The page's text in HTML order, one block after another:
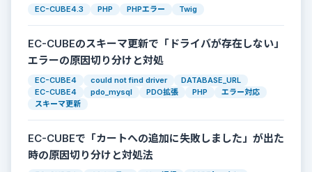
EC-CUBE4.3 PHP PHPエラー Twig
EC-CUBEのスキーマ更新で「ドライバが存在しない」
エラーの原因切り分けと対処
EC-CUBE4 could not find driver
DATABASE_URL
EC-CUBE4
pdo_mysql PDO拡張 PHP
エラー対応
スキーマ更新
EC-CUBEで「カートへの追加に失敗しました」が出た
時の原因切り分けと対処法